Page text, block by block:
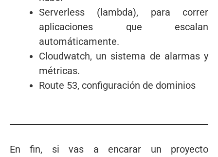
Serverless (lambda), para correr
aplicaciones que escalan
automáticamente.
Cloudwatch, un sistema de alarmas y
métricas.
Route 53, configuración de dominios
En fin, si vas a encarar un proyecto